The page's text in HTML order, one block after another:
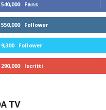
540,000 Fans
550,000 Follower
9,300 Follower
290,000 Iscritti
TV